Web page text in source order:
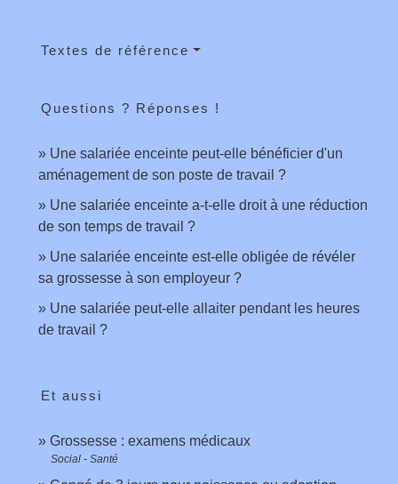
Textes de référence
Questions ? Réponses !
Une salariée enceinte peut-elle bénéficier d'un
aménagement de son poste de travail ?
Une salariée enceinte a-t-elle droit à une réduction
de son temps de travail ?
Une salariée enceinte est-elle obligée de révéler
sa grossesse à son employeur ?
Une salariée peut-elle allaiter pendant les heures
de travail ?
Et aussi
Grossesse : examens médicaux
Social - Santé